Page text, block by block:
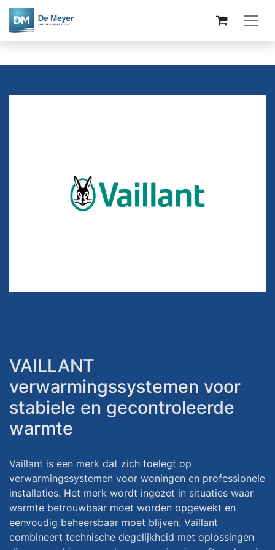
VAILLANT
verwarmingssystemen voor
stabiele en gecontroleerde
warmte
Vaillant is een merk dat zich toelegt op
verwarmingssystemen voor woningen en professionele
installaties. Het merk wordt ingezet in situaties waar
warmte betrouwbaar moet worden opgewekt en
eenvoudig beheersbaar moet blijven. Vaillant
combineert technische degelijkheid met oplossingen